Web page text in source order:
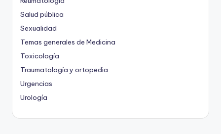
Salud pública
Sexualidad
Temas generales de Medicina
Toxicología
Traumatología y ortopedia
Urgencias
Urología